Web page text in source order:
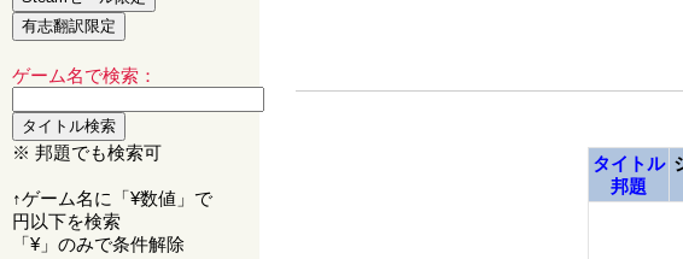
ゲーム名で検索：
※ 邦題でも検索可
↑ゲーム名に「¥数値」で
円以下を検索
「¥」のみで条件解除
タイトル
邦題